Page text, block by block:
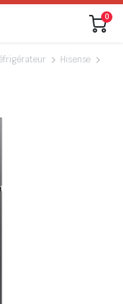
0
Hisense